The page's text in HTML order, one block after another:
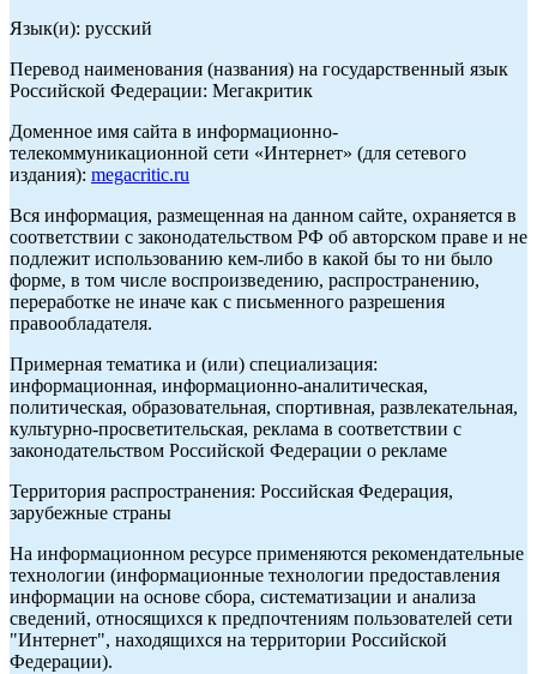
Язык(и): русский
Перевод наименования (названия) на государственный язык
Российской Федерации: Мегакритик
Доменное имя сайта в информационно-
телекоммуникационной сети «Интернет» (для сетевого
издания): megacritic.ru
Вся информация, размещенная на данном сайте, охраняется в
соответствии с законодательством РФ об авторском праве и не
подлежит использованию кем-либо в какой бы то ни было
форме, в том числе воспроизведению, распространению,
переработке не иначе как с письменного разрешения
правообладателя.
Примерная тематика и (или) специализация:
информационная, информационно-аналитическая,
политическая, образовательная, спортивная, развлекательная,
культурно-просветительская, реклама в соответствии с
законодательством Российской Федерации о рекламе
Территория распространения: Российская Федерация,
зарубежные страны
На информационном ресурсе применяются рекомендательные
технологии (информационные технологии предоставления
информации на основе сбора, систематизации и анализа
сведений, относящихся к предпочтениям пользователей сети
"Интернет", находящихся на территории Российской
Федерации).